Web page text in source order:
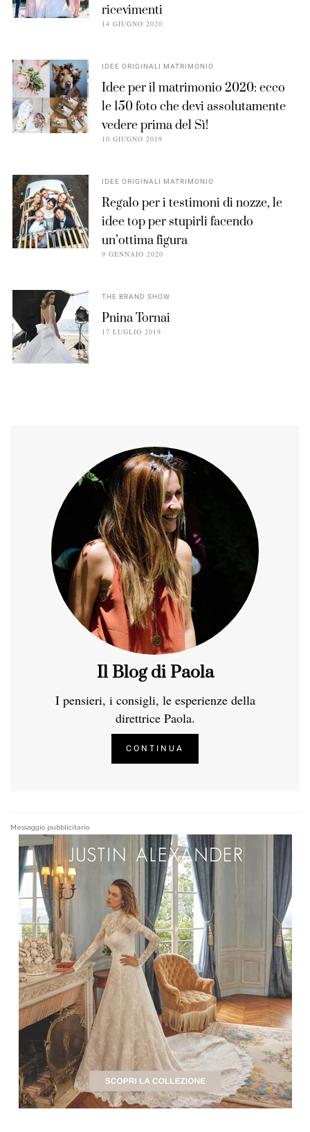
ricevimenti
14 GIUGNO 2020
IDEE ORIGINALI MATRIMONIO
Idee per il matrimonio 2020: ecco
le 150 foto che devi assolutamente
vedere prima del Sì!
10 GIUGNO 2019
IDEE ORIGINALI MATRIMONIO
Regalo per i testimoni di nozze, le
idee top per stupirli facendo
un’ottima figura
9 GENNAIO 2020
THE BRAND SHOW
Pnina Tornai
17 LUGLIO 2019
Il Blog di Paola
I pensieri, i consigli, le esperienze della
direttrice Paola.
CONTINUA
Messaggio pubblicitario